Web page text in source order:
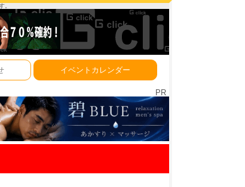
。
イベントカレンダー
PR